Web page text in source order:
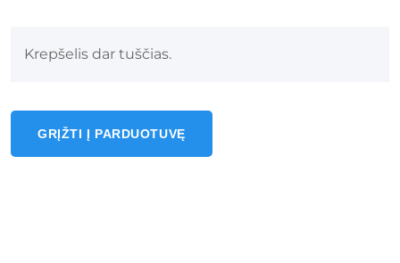
Krepšelis dar tuščias.
GRĮŽTI Į PARDUOTUVĘ